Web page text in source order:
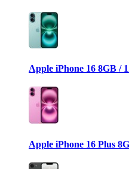
Apple iPhone 16 8GB /
Apple iPhone 16 Plus